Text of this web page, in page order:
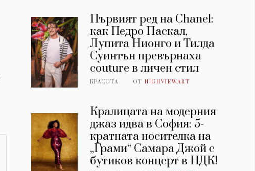
Първият ред на Chanel:
как Педро Паскал,
Лупита Нионго и Тилда
Суинтън превърнаха
couture в личен стил
КРАСОТА ОТHIGHVIEWART
Кралицата на модерния
джаз идва в София: 5-
кратната носителка на
„Грами“ Самара Джой с
бутиков концерт в НДК!